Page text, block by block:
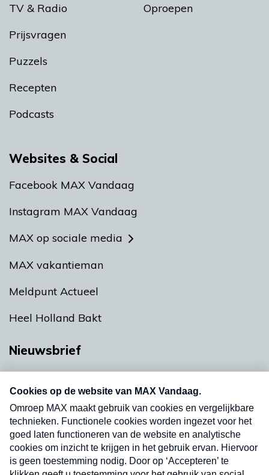
TV & Radio
Prijsvragen
Puzzels
Recepten
Podcasts
Oproepen
Websites & Social
Facebook MAX Vandaag
Instagram MAX Vandaag
MAX op sociale media
MAX vakantieman
Meldpunt Actueel
Heel Holland Bakt
Nieuwsbrief
nieuwsbrief. Elke vrijdag- en dinsdagochtend in
uw mailbox.
Verzend